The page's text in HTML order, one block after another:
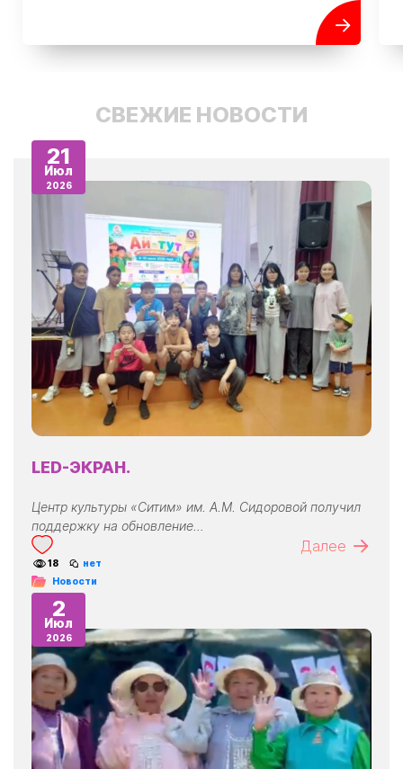
СВЕЖИЕ НОВОСТИ
21
Июл
2026
LED-ЭКРАН.
Центр культуры «Ситим» им. А.М. Сидоровой получил
поддержку на обновление…
Далее
18
нет
Новости
2
Июл
2026